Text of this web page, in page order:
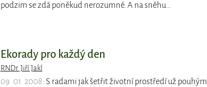
podzim se zdá poněkud nerozumné. A na sněhu…
Ekorady pro každý den
RNDr. Jiří Jakl
09. 01. 2008: S radami jak šetřit životní prostředí už